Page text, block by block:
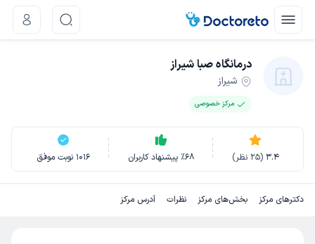
درمانگاه صبا شیراز
شیراز
مرکز خصوصی
3.4
(
25 نظر) ٪68 پیشنهاد کاربران 1016 نوبت موفق
دکترهای مرکز بخش‌های مرکز نظرات آدرس مرکز